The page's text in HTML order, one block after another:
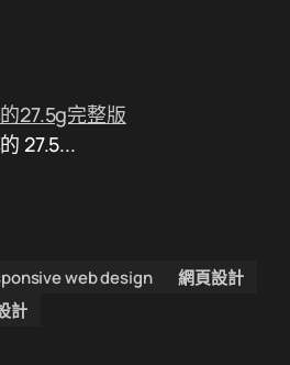
27.5g完整版
27.5...
web design
網頁設計
計